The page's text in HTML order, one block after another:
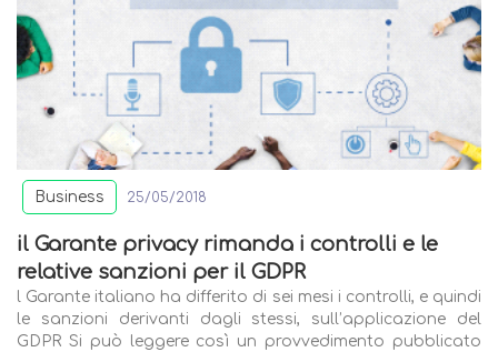
Business 25/05/2018
il Garante privacy rimanda i controlli e le
relative sanzioni per il GDPR
l Garante italiano ha differito di sei mesi i controlli, e quindi
le sanzioni derivanti dagli stessi, sull’applicazione del
GDPR Si può leggere così un provvedimento pubblicato